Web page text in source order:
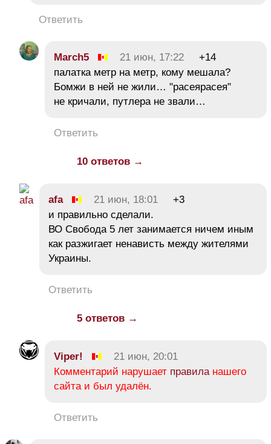
Ответить
March5 21 июн, 17:22
+14
палатка метр на метр, кому мешала?
Бомжи в ней не жили… "расеярасея"
не кричали, путлера не звали…
Ответить
10 ответов →
afa 21 июн, 18:01
+3
и правильно сделали.
ВО Свобода 5 лет занимается ничем иным
как разжигает ненависть между жителями
Украины.
Ответить
5 ответов →
Viper!
21 июн, 20:01
Комментарий нарушает правиланашего
сайта и был удалён.
Ответить